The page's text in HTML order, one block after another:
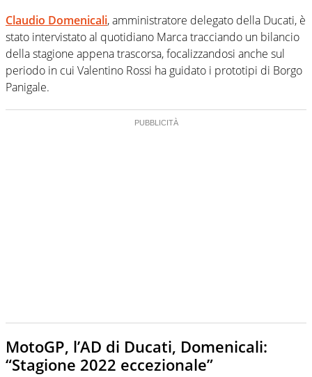
Claudio Domenicali, amministratore delegato della Ducati, è
stato intervistato al quotidiano Marca tracciando un bilancio
della stagione appena trascorsa, focalizzandosi anche sul
periodo in cui Valentino Rossi ha guidato i prototipi di Borgo
Panigale.
MotoGP, l’AD di Ducati, Domenicali:
“Stagione 2022 eccezionale”